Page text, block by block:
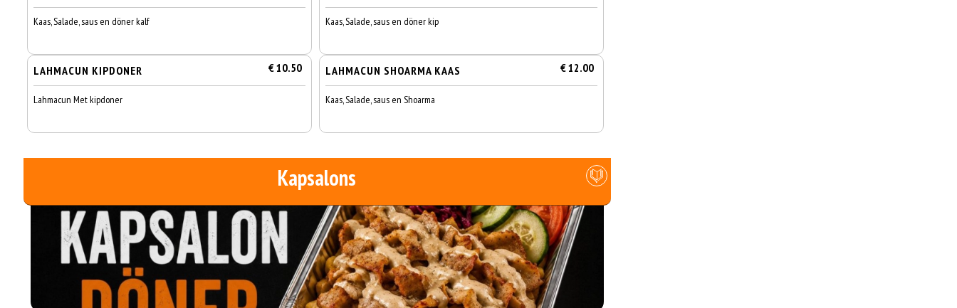
Kaas, Salade, saus en döner kalf Kaas, Salade, saus en döner kip
LAHMACUN KIPDONER € 10.50
Lahmacun Met kipdoner
LAHMACUN SHOARMA KAAS € 12.00
Kaas, Salade, saus en Shoarma
Kapsalons